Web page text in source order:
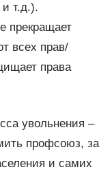
т.д.).
прекращает
всех прав/
права
увольнения –
профсоюз, за
и самих